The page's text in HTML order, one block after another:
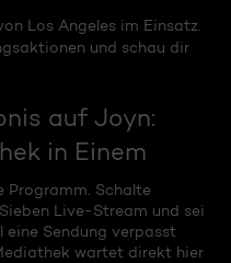
Los Angeles im Einsatz.
und schau dir
auf Joyn:
in Einem
Programm. Schalte
Live-Stream und sei
Sendung verpasst
wartet direkt hier